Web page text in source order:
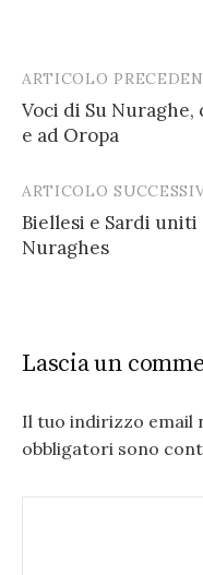
Post
navigation
ARTICOLO
Voci di Su Nuraghe,
e ad Oropa
ARTICOLO
Biellesi e Sardi
Nuraghes
Lascia un
Il tuo indirizzo email
obbligatori sono